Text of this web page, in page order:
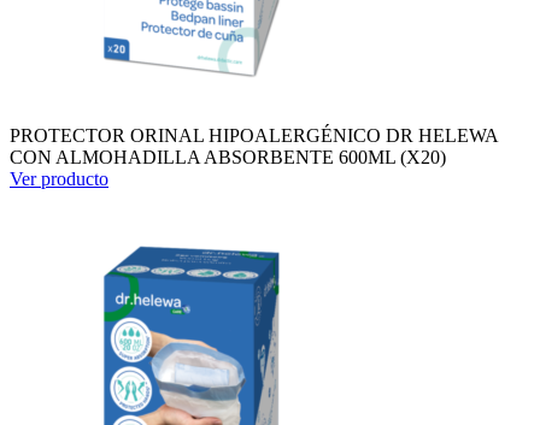
PROTECTOR ORINAL HIPOALERGÉNICO DR HELEWA
CON ALMOHADILLA ABSORBENTE 600ML (X20)
Ver producto